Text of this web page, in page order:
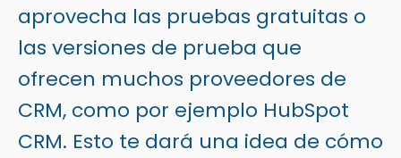
aprovecha las pruebas gratuitas o
las versiones de prueba que
ofrecen muchos proveedores de
CRM, como por ejemplo HubSpot
CRM. Esto te dará una idea de cómo